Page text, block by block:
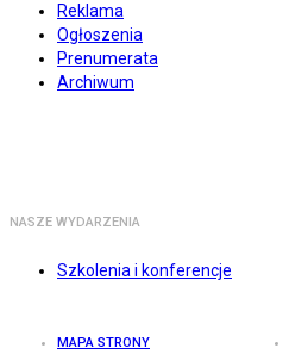
Reklama
Ogłoszenia
Prenumerata
Archiwum
NASZE WYDARZENIA
Szkolenia i konferencje
MAPA STRONY